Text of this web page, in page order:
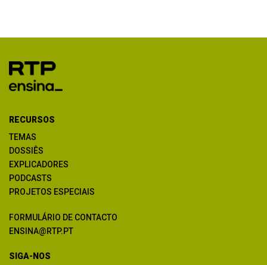
RECURSOS
TEMAS
DOSSIÊS
EXPLICADORES
PODCASTS
PROJETOS ESPECIAIS
FORMULÁRIO DE CONTACTO
ENSINA@RTP.PT
SIGA-NOS